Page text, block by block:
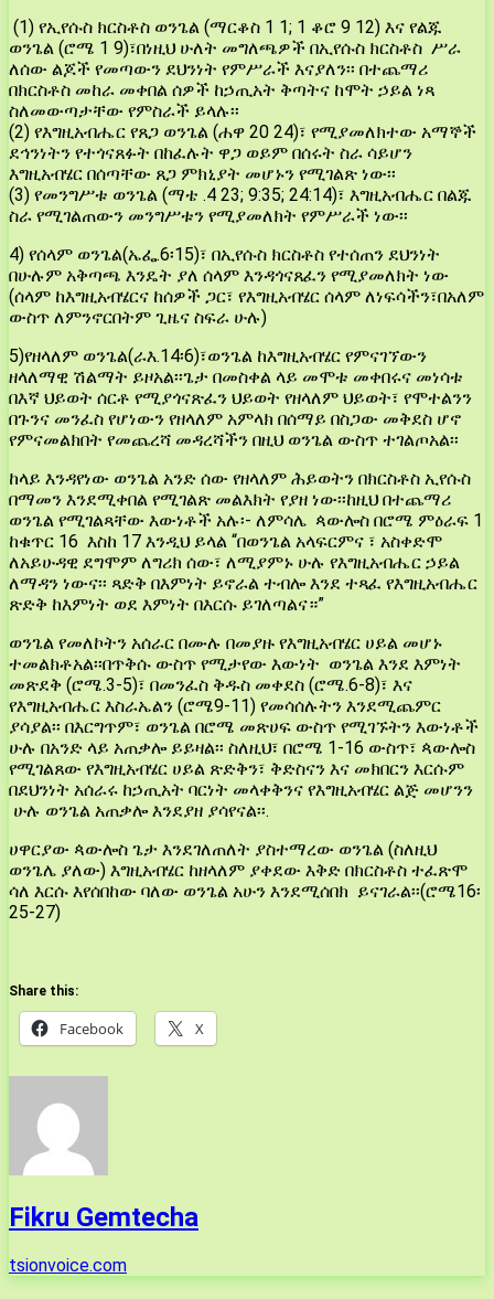
(1) የኢየሱስ ክርስቶስ ወንጌል (ማርቆስ 1 1; 1 ቆሮ 9 12) እና የልጁ
ወንጌል (ሮሜ 1 9)፣በነዚህ ሁለት መግለጫዎች በኢየሱስ ክርስቶስ ሥራ
ለሰው ልጆች የመጣውን ደህንነት የምሥራች እናያለን፡፡ በተጨማሪ
በክርስቶስ መከራ መቀበል ሰዎች ከኃጢአት ቅጣትና ከሞት ኃይል ነጻ
ስለመውጣታቸው የምስራች ይላሉ፡፡
(2) የእግዚአብሔር የጸጋ ወንጌል (ሐዋ 20 24)፣ የሚያመለክተው አማኞች
ደኅንነትን የተጎናጸፉት በከፈሉት ዋጋ ወይም በሰሩት ስራ ሳይሆን
እግዚአብሄር በሰጣቸው ጸጋ ምክኒያት መሆኑን የሚገልጽ ነው፡፡
(3) የመንግሥቱ ወንጌል (ማቴ .4 23; 9:35; 24:14)፣ እግዚአብሔር በልጁ
ስራ የሚገልጠውን መንግሥቱን የሚያመለክት የምሥራች ነው፡፡
4) የሰላም ወንጌል(ኤፌ.6፡15)፣ በኢየሱስ ክርስቶስ የተሰጠን ደህንነት
በሁሉም አቅጣጫ እንዴት ያለ ሰላም እንዳጎናጸፈን የሚያመለክት ነው
(ሰላም ከእግዚአብሄርና ከሰዎች ጋር፣ የእግዚአብሄር ሰላም ለነፍሳችን፣በአለም
ውስጥ ለምንኖርበትም ጊዜና ስፍራ ሁሉ)
5)የዘላለም ወንጌል(ራእ.14፡6)፣ወንጌል ከእግዚአብሄር የምናገኘውን
ዘላለማዊ ሽልማት ይዞአል፡፡ጌታ በመስቀል ላይ መሞቱ መቀበሩና መነሳቱ
በእኛ ህይወት ሰርቶ የሚያጎናጽፈን ህይወት የዘላለም ህይወት፣ የሞተልንን
በጉንና መንፈስ የሆነውን የዘላለም አምላክ በሰማይ በስጋው መቅደስ ሆኖ
የምናመልክበት የመጨረሻ መዳረሻችን በዚህ ወንጌል ውስጥ ተገልጦአል፡፡
ከላይ እንዳየነው ወንጌል አንድ ሰው የዘላለም ሕይወትን በክርስቶስ ኢየሱስ
በማመን እንደሚቀበል የሚገልጽ መልእክት የያዘ ነው፡፡ከዚህ በተጨማሪ
ወንጌል የሚገልጻቸው እውነቶች አሉ፡- ለምሳሌ ጳውሎስ በሮሜ ምዕራፍ 1
ከቁጥር 16 እስከ 17 እንዲህ ይላል “በወንጌል አላፍርምና ፣ አስቀድሞ
ለአይሁዳዊ ደግሞም ለግሪክ ሰው፣ ለሚያምኑ ሁሉ የእግዚአብሔር ኃይል
ለማዳን ነውና፡፡ ጻድቅ በእምነት ይኖራል ተብሎ እንደ ተጻፈ የእግዚአብሔር
ጽድቅ ከእምነት ወደ እምነት በእርሱ ይገለጣልና።”
ወንጌል የመለኮትን አሰራር በሙሉ በመያዙ የእግዚአብሄር ሀይል መሆኑ
ተመልክቶአል፡፡በጥቅሱ ውስጥ የሚታየው እውነት ወንጌል እንደ እምነት
መጽደቅ (ሮሜ.3-5)፣ በመንፈስ ቅዱስ መቀደስ (ሮሜ.6-8)፣ እና
የእግዚአብሔር እስራኤልን (ሮሜ9-11) የመሳሰሉትን እንደሚጨምር
ያሳያል፡፡ በእርግጥም፣ ወንጌል በሮሜ መጽሀፍ ውስጥ የሚገኙትን እውነቶች
ሁሉ በአንድ ላይ አጠቃሎ ይይዛል፡፡ ስለዚህ፣ በሮሜ 1-16 ውስጥ፣ ጳውሎስ
የሚገልጸው የእግዚአብሄር ሀይል ጽድቅን፣ ቅድስናን እና መክበርን እርሱም
በደህንነት አሰራሩ ከኃጢአት ባርነት መላቀቅንና የእግዚአብሄር ልጅ መሆንን
ሁሉ ወንጌል አጠቃሎ እንደያዘ ያሳየናል፡፡.
ሀዋርያው ጳውሎስ ጌታ እንደገለጠለት ያስተማረው ወንጌል (ስለዚህ
ወንጌሌ ያለው) እግዚአብሄር ከዘላለም ያቀደው እቅድ በክርስቶስ ተፈጽሞ
ሳለ እርሱ እየሰበከው ባለው ወንጌል አሁን እንደሚሰበክ ይናገራል፡፡(ሮሜ16፡
25-27)
Share this:
Facebook X
Fikru Gemtecha
tsionvoice.com